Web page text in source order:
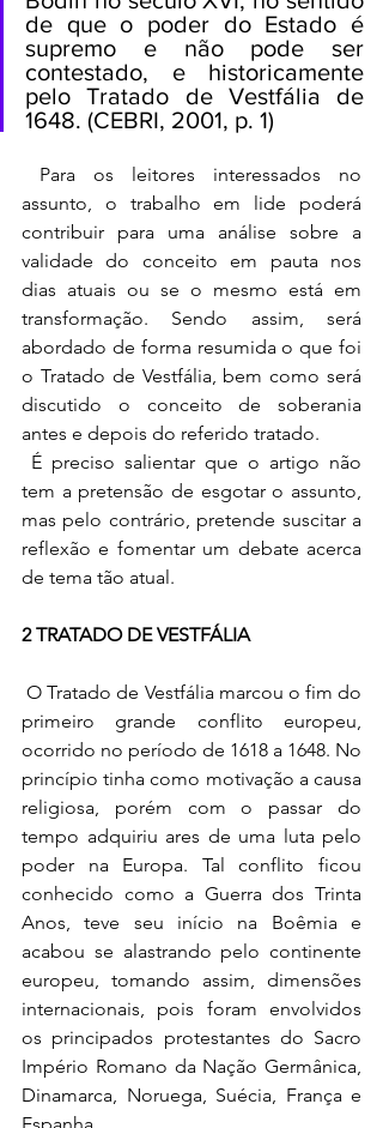
de que o poder do Estado é
supremo e não pode ser
contestado, e historicamente
pelo Tratado de Vestfália de
1648. (CEBRI, 2001, p. 1)
assunto, o trabalho em lide poderá
contribuir para uma análise sobre a
validade do conceito em pauta nos
dias atuais ou se o mesmo está em
transformação. Sendo assim, será
abordado de forma resumida o que foi
o Tratado de Vestfália, bem como será
discutido o conceito de soberania
antes e depois do referido tratado.
tem a pretensão de esgotar o assunto,
mas pelo contrário, pretende suscitar a
reflexão e fomentar um debate acerca
de tema tão atual.
2 TRATADO DE VESTFÁLIA
O Tratado de Vestfália marcou o fim do
primeiro grande conflito europeu,
ocorrido no período de 1618 a 1648. No
princípio tinha como motivação a causa
religiosa, porém com o passar do
tempo adquiriu ares de uma luta pelo
poder na Europa. Tal conflito ficou
conhecido como a Guerra dos Trinta
Anos, teve seu início na Boêmia e
acabou se alastrando pelo continente
europeu, tomando assim, dimensões
internacionais, pois foram envolvidos
os principados protestantes do Sacro
Império Romano da Nação Germânica,
Dinamarca, Noruega, Suécia, França e